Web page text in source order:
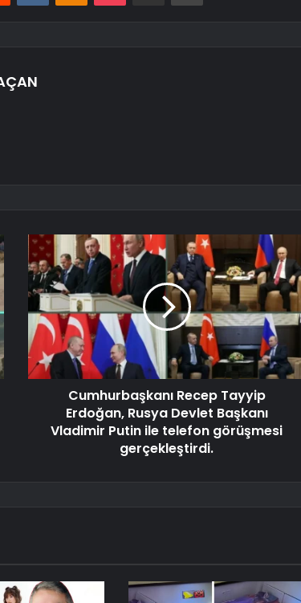
Cumhurbaşkanı Recep Tayyip
Erdoğan, Rusya Devlet Başkanı
Vladimir Putin ile telefon görüşmesi
gerçekleştirdi.